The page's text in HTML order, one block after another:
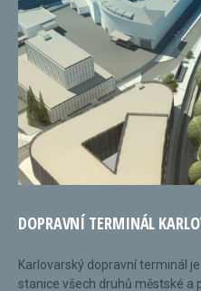
DOPRAVNÍ TERMINÁL
Karlovarský dopravní terminál
stanice všech druhů městské a